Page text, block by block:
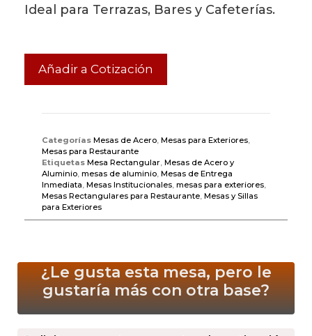
Ideal para Terrazas, Bares y Cafeterías.
Añadir a Cotización
Categorías Mesas de Acero Mesas para Exteriores
Mesas para Restaurante
Etiquetas Mesa Rectangular Mesas de Acero y
Aluminio mesas de aluminio Mesas de Entrega
Inmediata Mesas Institucionales mesas para exteriores
Mesas Rectangulares para Restaurante Mesas y Sillas
para Exteriores
¿Le gusta esta mesa, pero le
gustaría más con otra base?